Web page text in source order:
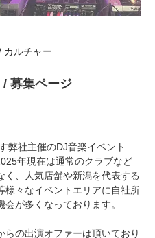
カルチャー
募集ページ
弊社主催のDJ音楽イベント
年現在は通常のクラブなど
、人気店舗や新潟を代表する
様々なイベントエリアに自社所
が多くなっております。
らの出演オファーは頂いており